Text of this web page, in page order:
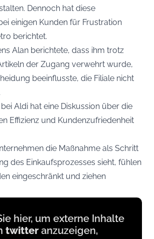
Dennoch hat diese
einigen Kunden für Frustration
berichtet.
Alan berichtete, dass ihm trotz
der Zugang verwehrt wurde,
beeinflusste, die Filiale nicht
Aldi hat eine Diskussion über die
Effizienz und Kundenzufriedenheit
die Maßnahme als Schritt
des Einkaufsprozesses sieht, fühlen
eingeschränkt und ziehen
hier, um externe Inhalte
twitter anzuzeigen,